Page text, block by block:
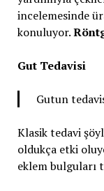
incelemesinde
konuluyor.
Gut Tedavisi
Gutun
Klasik tedavi
oldukça etki
eklem bulguları